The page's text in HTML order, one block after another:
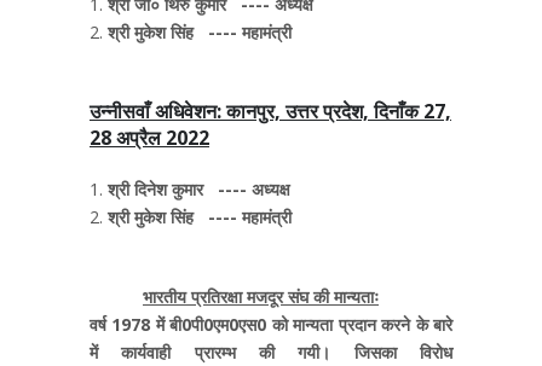
श्री मुकेश सिंह ---- महामंत्री
उन्नीसवाँ अधिवेशन: कानपुर, उत्तर प्रदेश, दिनाँक 27,
28 अप्रैल 2022
श्री दिनेश कुमार ---- अध्यक्ष
श्री मुकेश सिंह ---- महामंत्री
भारतीय प्रतिरक्षा मजदूर संघ की मान्यताः
वर्ष 1978 में बी0पी0एम0एस0 को मान्यता प्रदान करने के बारे
में कार्यवाही प्रारम्भ की गयी। जिसका विरोध